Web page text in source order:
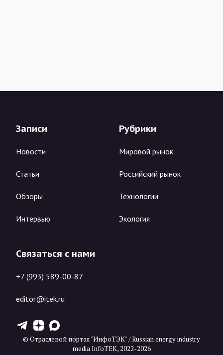
Записи
Новости
Статьи
Обзоры
Интервью
Рубрики
Мировой рынок
Российский рынок
Технологии
Экология
Связаться с нами
+7 (993) 589-00-87
editor@itek.ru
T Z X
© Отраслевой портал "ИнфоТЭК" / Russian energy industry
media InfoTEK, 2022-2026